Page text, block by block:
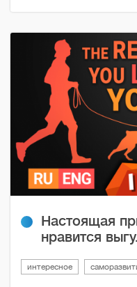
Настоящая
нравится
интересное